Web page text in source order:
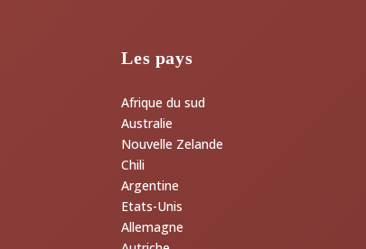
Les pays
Afrique du sud
Australie
Nouvelle Zelande
Chili
Argentine
Etats-Unis
Allemagne